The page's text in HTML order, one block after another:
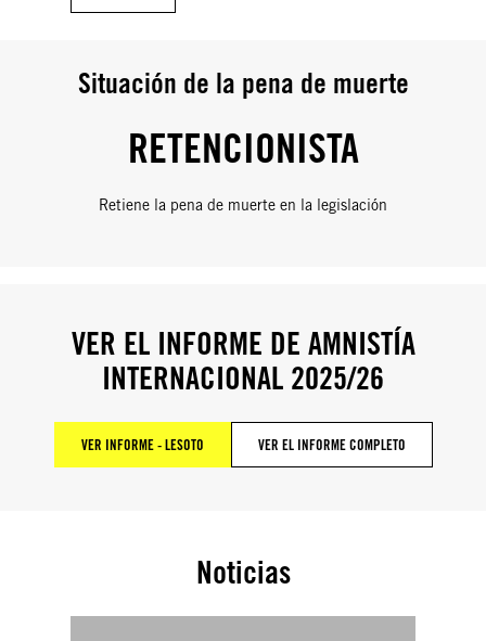
Situación de la pena de muerte
RETENCIONISTA
Retiene la pena de muerte en la legislación
VER EL INFORME DE AMNISTÍA
INTERNACIONAL 2025/26
VER INFORME - LESOTO VER EL INFORME COMPLETO
Noticias